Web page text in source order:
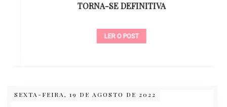
TORNA-SE DEFINITIVA
LER O POST
SEXTA-FEIRA, 19 DE AGOSTO DE 2022